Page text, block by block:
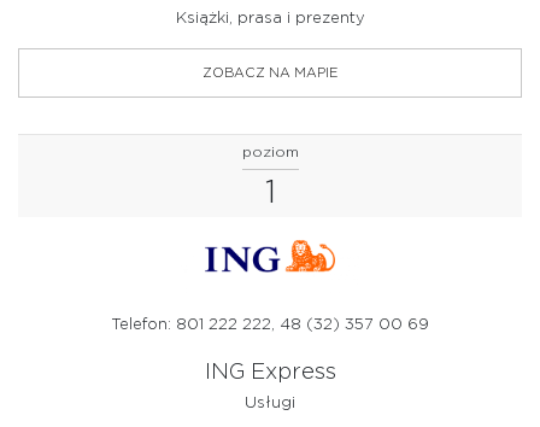
Książki, prasa i prezenty
ZOBACZ NA MAPIE
poziom
1
Telefon: 801 222 222, 48 (32) 357 00 69
ING Express
Usługi